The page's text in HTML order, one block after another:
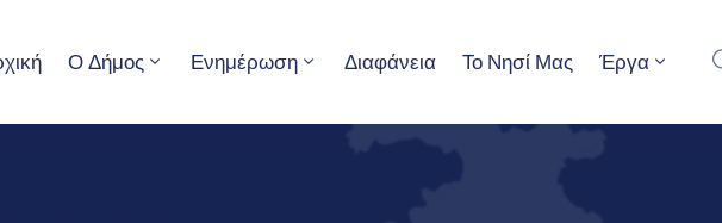
Ο Δήμος Ενημέρωση Διαφάνεια Το Νησί Μας Έργα